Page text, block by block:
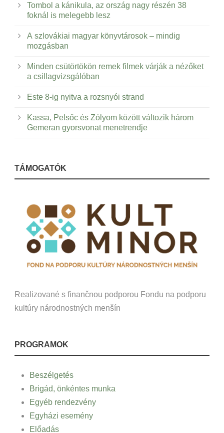
Tombol a kánikula, az ország nagy részén 38
foknál is melegebb lesz
A szlovákiai magyar könyvtárosok – mindig
mozgásban
Minden csütörtökön remek filmek várják a nézőket
a csillagvizsgálóban
Este 8-ig nyitva a rozsnyói strand
Kassa, Pelsőc és Zólyom között változik három
Gemeran gyorsvonat menetrendje
TÁMOGATÓK
Realizované s finančnou podporou Fondu na podporu
kultúry národnostných menšín
PROGRAMOK
Beszélgetés
Brigád, önkéntes munka
Egyéb rendezvény
Egyházi esemény
Előadás